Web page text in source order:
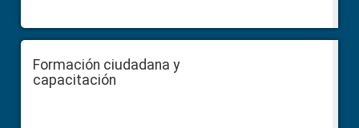
Formación ciudadana y
capacitación